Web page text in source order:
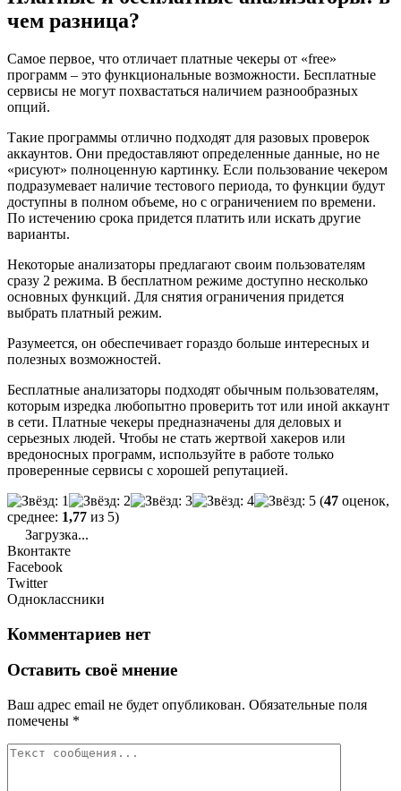
чем разница?
Самое первое, что отличает платные чекеры от «free»
программ – это функциональные возможности. Бесплатные
сервисы не могут похвастаться наличием разнообразных
опций.
Такие программы отлично подходят для разовых проверок
аккаунтов. Они предоставляют определенные данные, но не
«рисуют» полноценную картинку. Если пользование чекером
подразумевает наличие тестового периода, то функции будут
доступны в полном объеме, но с ограничением по времени.
По истечению срока придется платить или искать другие
варианты.
Некоторые анализаторы предлагают своим пользователям
сразу 2 режима. В бесплатном режиме доступно несколько
основных функций. Для снятия ограничения придется
выбрать платный режим.
Разумеется, он обеспечивает гораздо больше интересных и
полезных возможностей.
Бесплатные анализаторы подходят обычным пользователям,
которым изредка любопытно проверить тот или иной аккаунт
в сети. Платные чекеры предназначены для деловых и
серьезных людей. Чтобы не стать жертвой хакеров или
вредоносных программ, используйте в работе только
проверенные сервисы с хорошей репутацией.
(47 оценок,
среднее: 1,77 из 5)
Загрузка...
Вконтакте
Facebook
Twitter
Одноклассники
Комментариев нет
Оставить своё мнение
Ваш адрес email не будет опубликован. Обязательные поля
помечены *